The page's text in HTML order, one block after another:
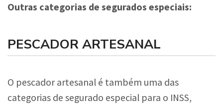
Outras categorias de segurados especiais:
PESCADOR ARTESANAL
O pescador artesanal é também uma das
categorias de segurado especial para o INSS,